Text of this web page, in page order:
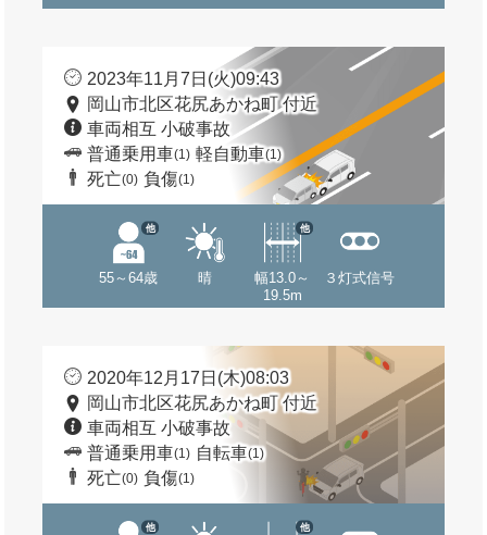
2023年11月7日(火)09:43
岡山市北区花尻あかね町 付近
車両相互 小破事故
普通乗用車(1) 軽自動車(1)
死亡(0) 負傷(1)
55～64歳
他
晴
幅13.0～
19.5m
他
３灯式信号
2020年12月17日(木)08:03
岡山市北区花尻あかね町 付近
車両相互 小破事故
普通乗用車(1) 自転車(1)
死亡(0) 負傷(1)
他 他